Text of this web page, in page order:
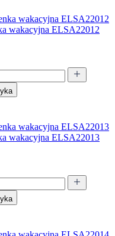
wakacyjna ELSA22012
wakacyjna ELSA22013